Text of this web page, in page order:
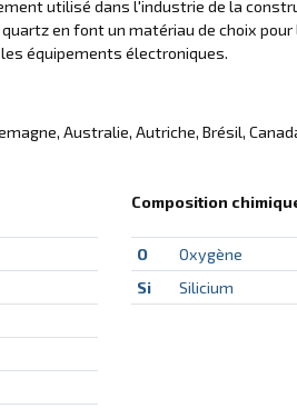
utilisé dans l'industrie de la
en font un matériau de choix
équipements électroniques.
Australie, Autriche, Brésil,
Composition
O Oxygène
Si
Silicium